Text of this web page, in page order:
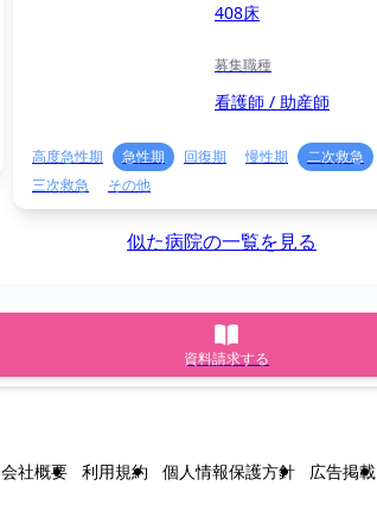
408床
募集職種
看護師 / 助産師
高度急性期 急性期 回復期 慢性期
二次救急
三次救急
その他
似た病院の一覧を見る
資料請求する
会社概要 利用規約 個人情報保護方針 広告掲載